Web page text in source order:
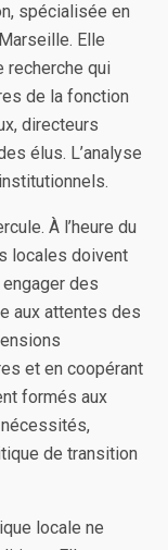
spécialisée en
Elle
recherche qui
de la fonction
directeurs
élus. L’analyse
À l’heure du
locales doivent
des
aux attentes des
et en coopérant
formés aux
de transition
locale ne